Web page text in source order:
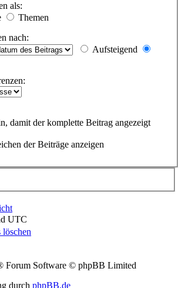
als:
Themen
nach:
Aufsteigend
damit der komplette Beitrag angezeigt
der Beiträge anzeigen
UTC
Forum Software © phpBB Limited
durch phpBB.de